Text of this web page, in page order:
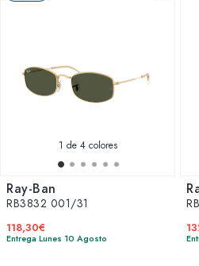
1 de 4 colores
Ray-Ban
RB3832 001/31
118,30€
Entrega Lunes 10 Agosto